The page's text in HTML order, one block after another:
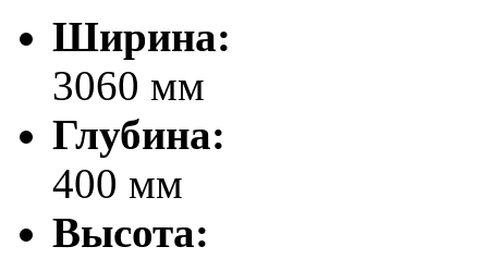
Ширина:
3060 мм
Глубина:
400 мм
Высота: